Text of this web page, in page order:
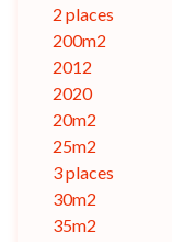
2 places
200m2
2012
2020
20m2
25m2
3 places
30m2
35m2